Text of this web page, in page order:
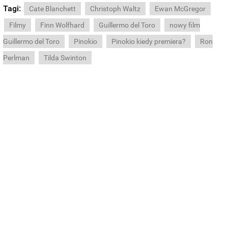
Tagi: Cate Blanchett Christoph Waltz
Ewan McGregor
Filmy
Finn Wolfhard Guillermo del Toro
nowy film
Guillermo del Toro
Pinokio Pinokio kiedy premiera?
Ron
Perlman
Tilda Swinton